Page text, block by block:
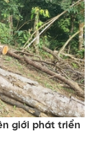
giới phát triển